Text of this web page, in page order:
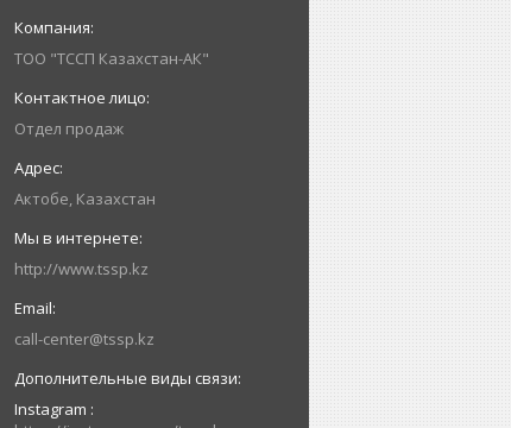
ТОО "ТССП Казахстан-АК"
Отдел продаж
Актобе, Казахстан
http://www.tssp.kz
call-center@tssp.kz
Instagram